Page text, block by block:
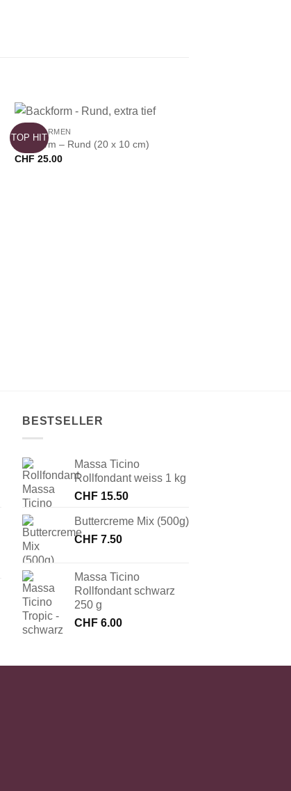
TOP HIT
+
BACKFORMEN
Backform – Rund (20 x 10 cm)
CHF 25.00
BESTSELLER
Massa Ticino
Rollfondant weiss 1 kg
CHF 15.50
Buttercreme Mix (500g)
CHF 7.50
Massa Ticino
Rollfondant schwarz
250 g
CHF 6.00